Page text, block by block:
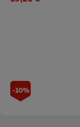
-10%